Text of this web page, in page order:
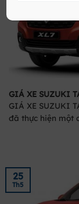
GIÁ XE SUZUKI
GIÁ XE SUZUKI
đã thực hiện một
25
Th5